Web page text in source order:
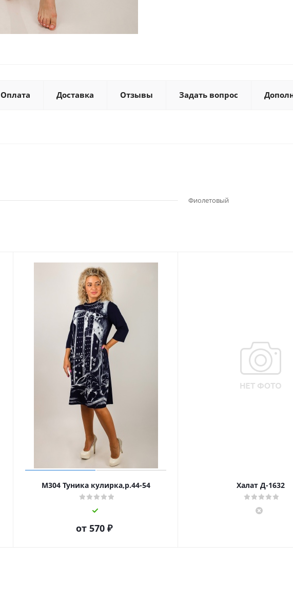
Оплата Доставка Отзывы Задать вопрос
Фиолетовый
М304 Туника кулирка,р.44-54
от 570 ₽
Халат Д-1632